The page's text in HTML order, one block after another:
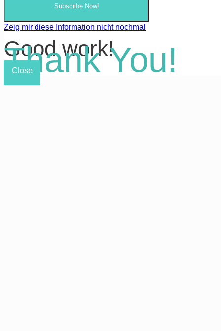
Subscribe Now!
Zeig mir diese Information nicht nochmal
Good work!
Thank You!
Close